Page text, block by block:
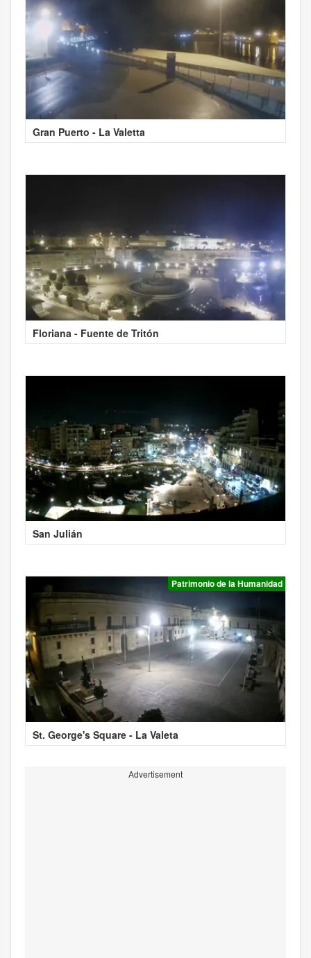
Gran Puerto - La Valetta
Floriana - Fuente de Tritón
San Julián
Patrimonio de la Humanidad
St. George's Square - La Valeta
Advertisement